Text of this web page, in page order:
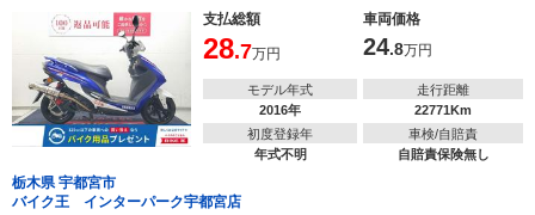
支払総額
車両価格
28.7万円 24.8万円
モデル年式
2016年
走行距離
22771Km
初度登録年
年式不明
車検/自賠責
自賠責保険無し
栃木県 宇都宮市
バイク王 インターパーク宇都宮店